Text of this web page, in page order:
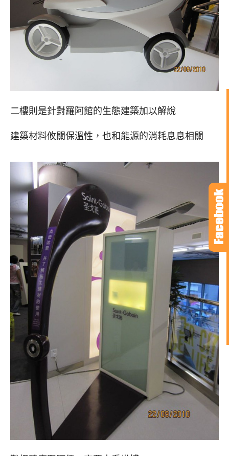
二樓則是針對羅阿館的生態建築加以解說
建築材料攸關保溫性，也和能源的消耗息息相關